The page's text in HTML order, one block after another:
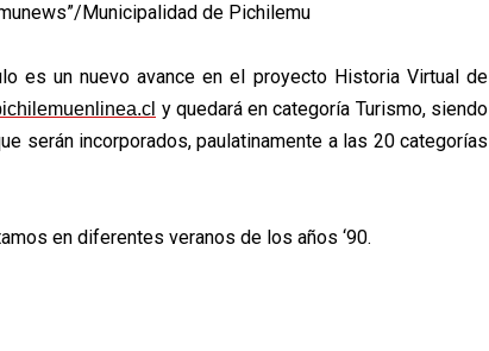
Municipalidad de Pichilemu
es un nuevo avance en el proyecto Historia Virtual de
y quedará en categoría Turismo, siendo
serán incorporados, paulatinamente a las 20 categorías
en diferentes veranos de los años ‘90.